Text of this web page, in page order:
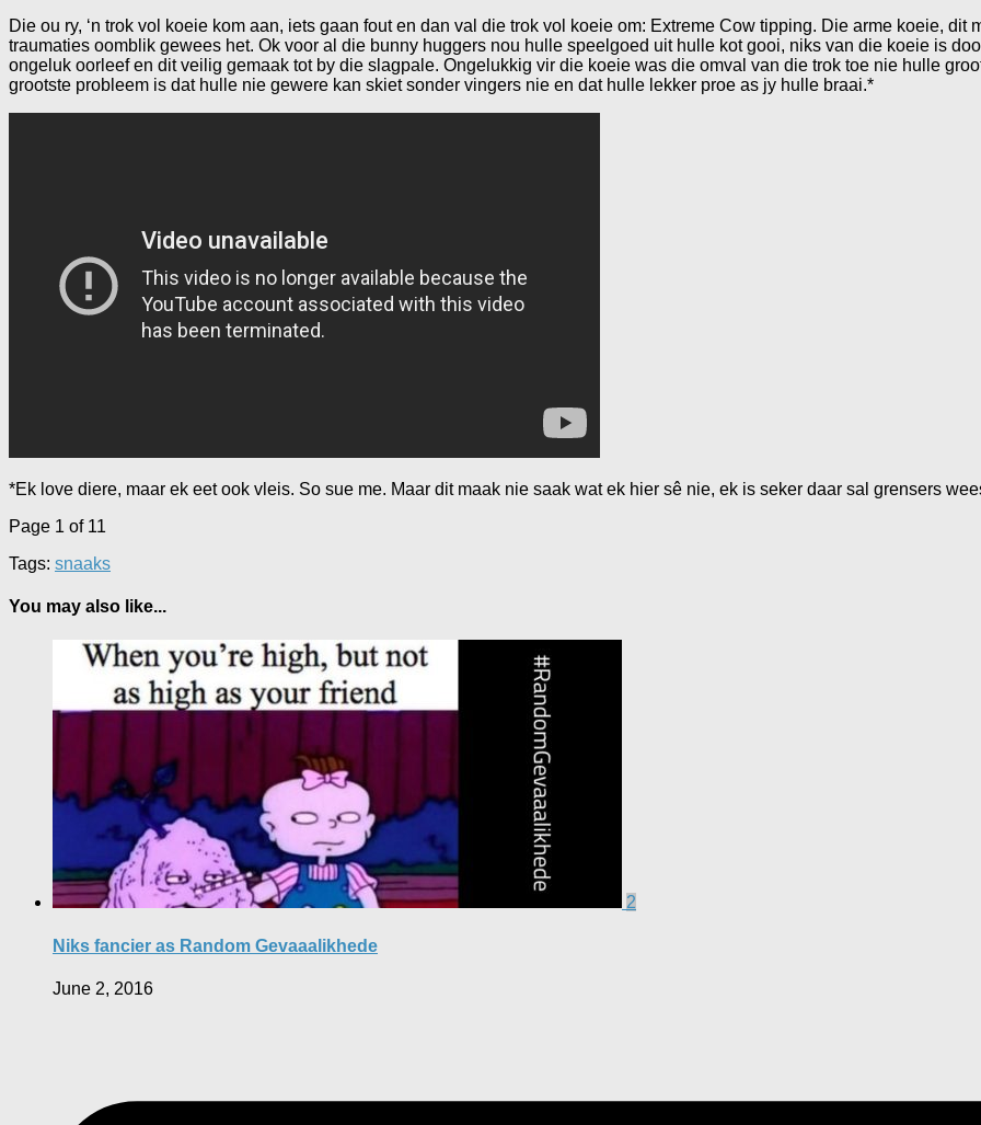
Die ou ry, ‘n trok vol koeie kom aan, iets gaan fout en dan val die trok vol koeie om: Extreme Cow tipping. Die arme koeie, dit
traumaties oomblik gewees het. Ok voor al die bunny huggers nou hulle speelgoed uit hulle kot gooi, niks van die koeie is
ongeluk oorleef en dit veilig gemaak tot by die slagpale. Ongelukkig vir die koeie was die omval van die trok toe nie hulle
grootste probleem is dat hulle nie gewere kan skiet sonder vingers nie en dat hulle lekker proe as jy hulle braai.*
*Ek love diere, maar ek eet ook vleis. So sue me. Maar dit maak nie saak wat ek hier sê nie, ek is seker daar sal grensers
Page 1 of 11
Tags: snaaks
You may also like...
2
Niks fancier as Random Gevaaalikhede
June 2, 2016